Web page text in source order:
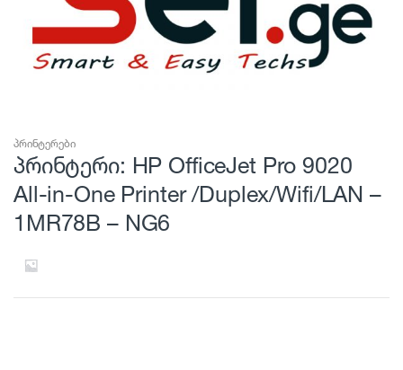
პრინტერები
პრინტერი: HP OfficeJet Pro 9020
All-in-One Printer /Duplex/Wifi/LAN –
1MR78B – NG6